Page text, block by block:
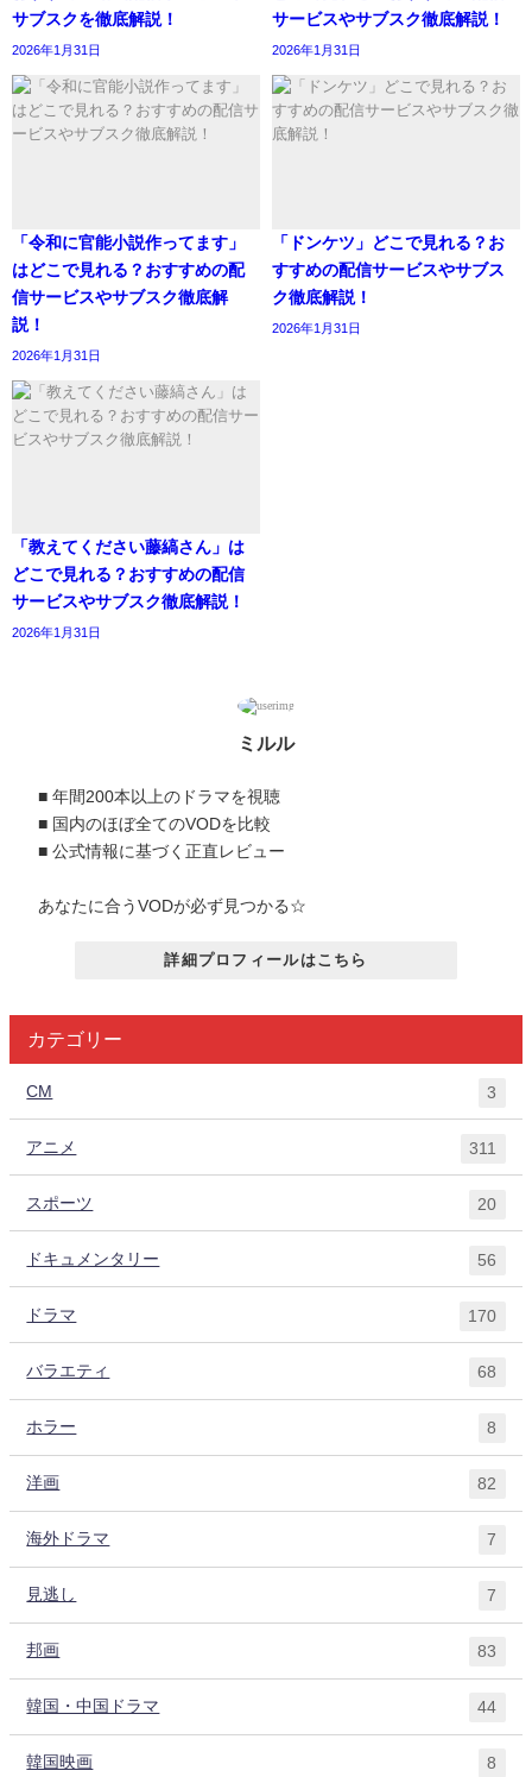
サブスクを徹底解説！
2026年1月31日
サービスやサブスク徹底解説！
2026年1月31日
「令和に官能小説作ってます」
はどこで見れる？おすすめの配
信サービスやサブスク徹底解
説！
2026年1月31日
「ドンケツ」どこで見れる？お
すすめの配信サービスやサブス
ク徹底解説！
2026年1月31日
「教えてください藤縞さん」は
どこで見れる？おすすめの配信
サービスやサブスク徹底解説！
2026年1月31日
ミルル
■ 年間200本以上のドラマを視聴
■ 国内のほぼ全てのVODを比較
■ 公式情報に基づく正直レビュー
あなたに合うVODが必ず見つかる☆
詳細プロフィールはこちら
カテゴリー
CM 3
アニメ 311
スポーツ 20
ドキュメンタリー 56
ドラマ 170
バラエティ 68
ホラー 8
洋画 82
海外ドラマ 7
見逃し 7
邦画 83
韓国・中国ドラマ 44
韓国映画 8